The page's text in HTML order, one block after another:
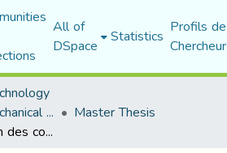
All of
DSpace Statistics Profils
Department of Mechanical Engineering Master Thesis
Etude et inspection des cordons de soudure par Contrôle non destructifs